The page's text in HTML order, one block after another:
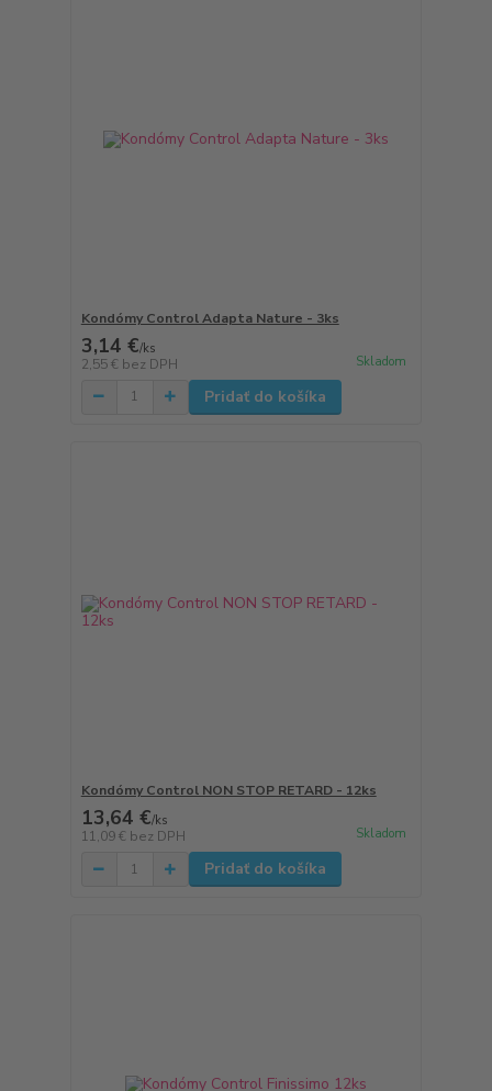
Kondómy Control Adapta Nature - 3ks
3,14 €/ks
2,55 € bez DPH Skladom
Pridať do košíka
Kondómy Control NON STOP RETARD - 12ks
13,64 €/ks
11,09 € bez DPH Skladom
Pridať do košíka